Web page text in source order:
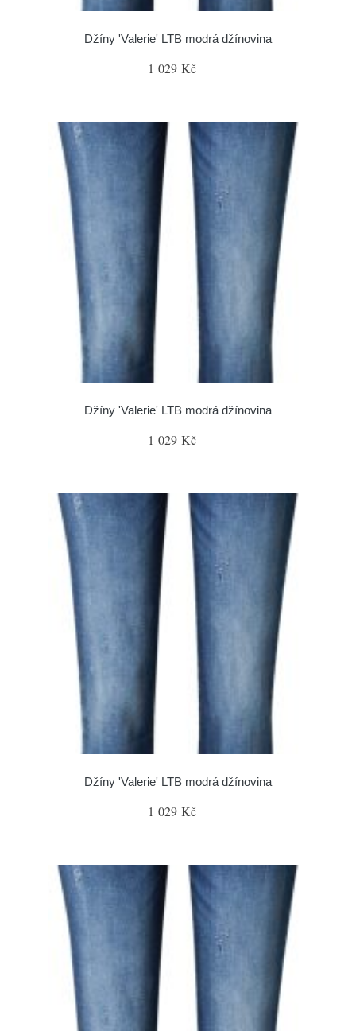
Džíny 'Valerie' LTB modrá džínovina
1 029 Kč
Džíny 'Valerie' LTB modrá džínovina
1 029 Kč
Džíny 'Valerie' LTB modrá džínovina
1 029 Kč